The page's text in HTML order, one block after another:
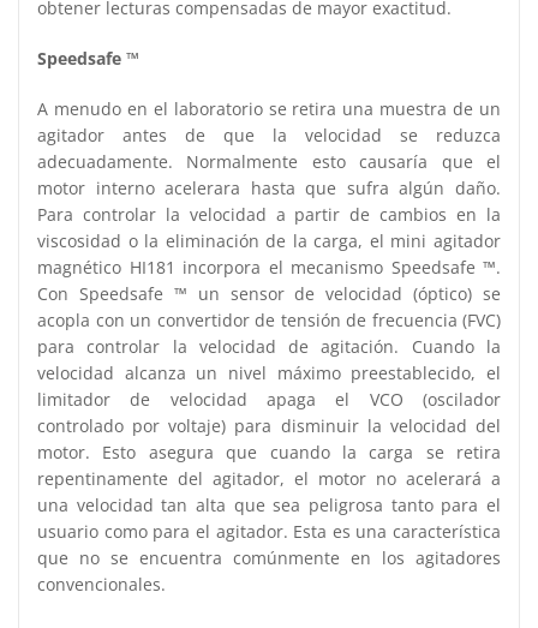
obtener lecturas compensadas de mayor exactitud.
Speedsafe ™
A menudo en el laboratorio se retira una muestra de un
agitador antes de que la velocidad se reduzca
adecuadamente. Normalmente esto causaría que el
motor interno acelerara hasta que sufra algún daño.
Para controlar la velocidad a partir de cambios en la
viscosidad o la eliminación de la carga, el mini agitador
magnético HI181 incorpora el mecanismo Speedsafe ™.
Con Speedsafe ™ un sensor de velocidad (óptico) se
acopla con un convertidor de tensión de frecuencia (FVC)
para controlar la velocidad de agitación. Cuando la
velocidad alcanza un nivel máximo preestablecido, el
limitador de velocidad apaga el VCO (oscilador
controlado por voltaje) para disminuir la velocidad del
motor. Esto asegura que cuando la carga se retira
repentinamente del agitador, el motor no acelerará a
una velocidad tan alta que sea peligrosa tanto para el
usuario como para el agitador. Esta es una característica
que no se encuentra comúnmente en los agitadores
convencionales.